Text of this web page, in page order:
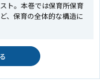
ト。本巻では保育所保育
、保育の全体的な構造に